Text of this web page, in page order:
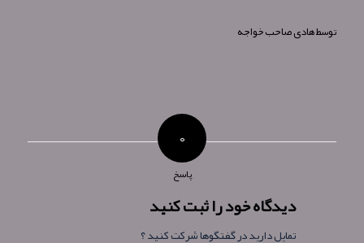
توسطهادی صاحب خواجه
۰
پاسخ
دیدگاه خود را ثبت کنید
تمایل دارید در گفتگوها شرکت کنید ؟